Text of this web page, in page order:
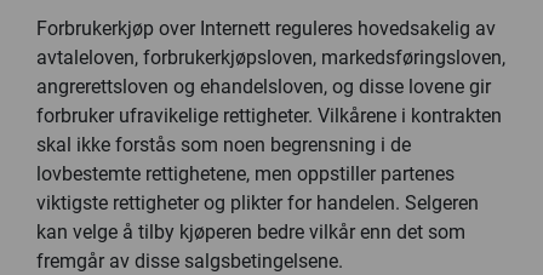
Forbrukerkjøp over Internett reguleres hovedsakelig av
avtaleloven, forbrukerkjøpsloven, markedsføringsloven,
angrerettsloven og ehandelsloven, og disse lovene gir
forbruker ufravikelige rettigheter. Vilkårene i kontrakten
skal ikke forstås som noen begrensning i de
lovbestemte rettighetene, men oppstiller partenes
viktigste rettigheter og plikter for handelen. Selgeren
kan velge å tilby kjøperen bedre vilkår enn det som
fremgår av disse salgsbetingelsene.